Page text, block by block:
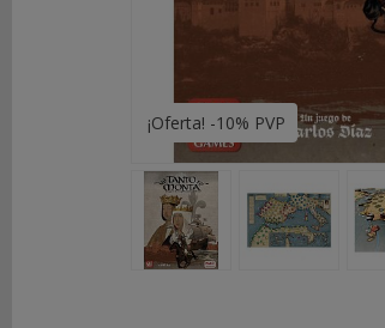
ACCESORIOS
MARCAS
¡Oferta! -10% PVP